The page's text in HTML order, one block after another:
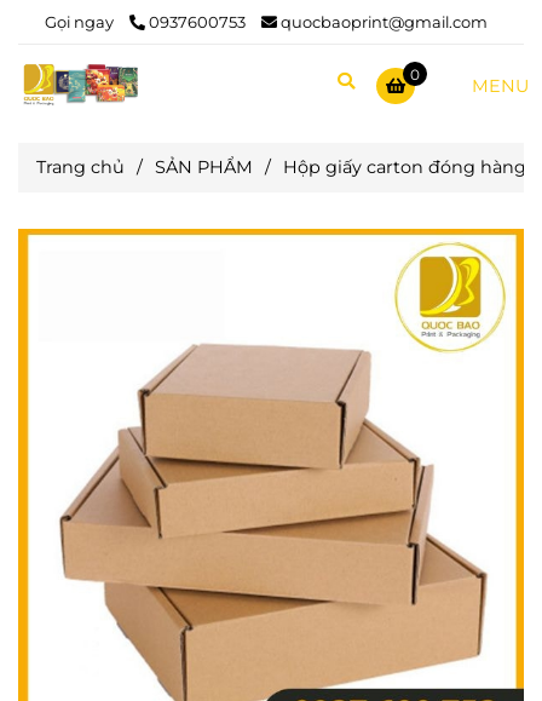
Gọi ngay 0937600753 quocbaoprint@gmail.com
0
MENU
Trang chủ / SẢN PHẨM / Hộp giấy carton đóng hàng